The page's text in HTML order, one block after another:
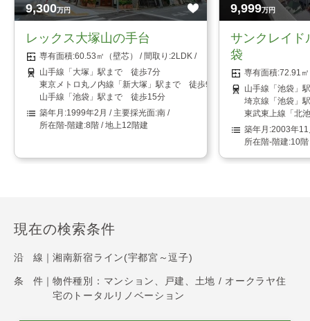
9,300万円
レックス大塚山の手台
60.53㎡（壁芯）
2LDK
山手線「大塚」駅まで 徒歩7分
東京メトロ丸ノ内線「新大塚」駅まで 徒歩9分
山手線「池袋」駅まで 徒歩15分
1999年2月
南
8階 / 地上12階建
9,999万円
サンクレイド
袋
72.91
山手線「池袋」
埼京線「池袋」
東武東上線「北
2003年11
10
現在の検索条件
沿 線｜ 湘南新宿ライン(宇都宮～逗子)
条 件｜ 物件種別：マンション、戸建、土地 / オークラヤ住
宅のトータルリノベーション